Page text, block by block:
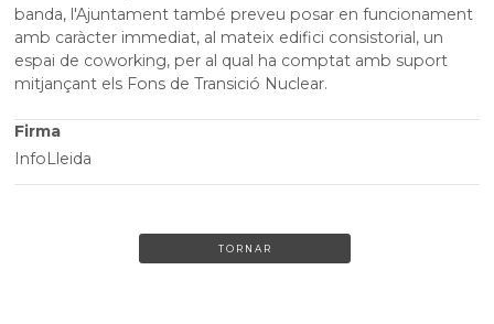
banda, l'Ajuntament també preveu posar en funcionament
amb caràcter immediat, al mateix edifici consistorial, un
espai de coworking, per al qual ha comptat amb suport
mitjançant els Fons de Transició Nuclear.
Firma
InfoLleida
TORNAR